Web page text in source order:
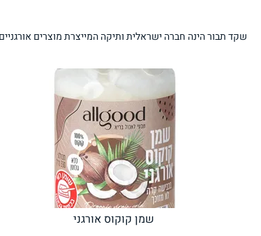
תחליפי בשר
לחם, עוגות, מאפים גלידות
שקד תבור הינה חברה ישראלית ותיקה המייצרת מוצרים
שמן קוקוס אורגני